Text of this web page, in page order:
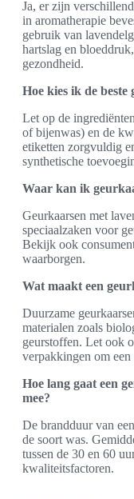
Ja, er zijn
in aromatherapie
gebruik van
hartslag en
gezondheid.
Hoe kies ik de beste
Let op de
of bijenwas) en de
etiketten zorgvuldig
synthetische
Waar kan ik
Geurkaarsen met
speciaalzaken voor
Bekijk ook
waarborgen.
Wat maakt een
Duurzame
materialen zoals
geurstoffen. Let ook
verpakkingen om
Hoe lang gaat een
mee?
De brandduur van
de soort was.
tussen de 30 en 60
kwaliteitsfactoren.